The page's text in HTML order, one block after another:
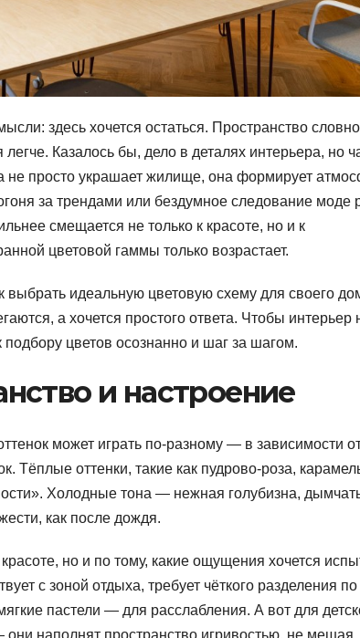
здесь хочется остаться. Пространство словно
Казалось бы, дело в деталях интерьера, но
не просто украшает жилище, она формирует
за трендами или бездумное следование моде
смещается не только к красоте, но и к
цветовой гаммы только возрастает.
выбрать идеальную цветовую схему для своего
а хочется простого ответа. Чтобы интерьер
цветов осознанно и шаг за шагом.
и настроение
может играть по-разному — в зависимости
оттенки, такие как пудрово-роза,
Холодные тона — нежная голубизна,
как после дождя.
но и по тому, какие ощущения хочется
с зоной отдыха, требует чёткого разделения по
пастели — для расслабления. А вот для
наполнят пространство игривостью, не мешая